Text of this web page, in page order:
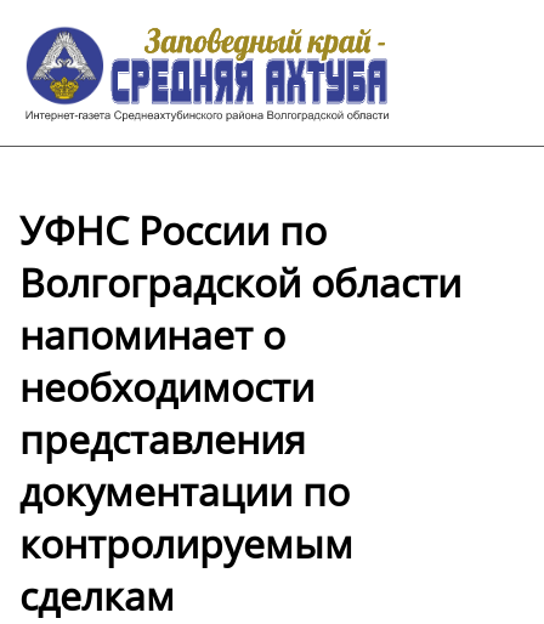
УФНС России по
Волгоградской области
напоминает о
необходимости
представления
документации по
контролируемым
сделкам